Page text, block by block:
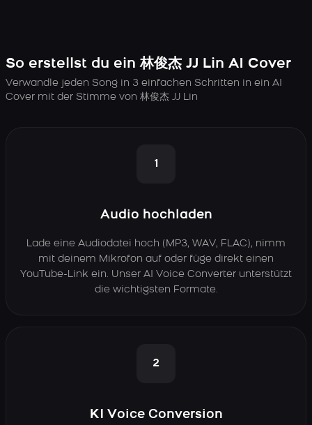
So erstellst du ein 林俊杰 JJ Lin AI Cover
Verwandle jeden Song in 3 einfachen Schritten in ein AI
Cover mit der Stimme von 林俊杰 JJ Lin
1
Audio hochladen
Lade eine Audiodatei hoch (MP3, WAV, FLAC), nimm
mit deinem Mikrofon auf oder füge direkt einen
YouTube-Link ein. Unser AI Voice Converter unterstützt
die wichtigsten Formate.
2
KI Voice Conversion